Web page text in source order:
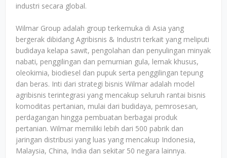
industri secara global.
Wilmar Group adalah group terkemuka di Asia yang
bergerak dibidang Agribisnis & Industri terkait yang meliputi
budidaya kelapa sawit, pengolahan dan penyulingan minyak
nabati, penggilingan dan pemurnian gula, lemak khusus,
oleokimia, biodiesel dan pupuk serta penggilingan tepung
dan beras. Inti dari strategi bisnis Wilmar adalah model
agribisnis terintegrasi yang mencakup seluruh rantai bisnis
komoditas pertanian, mulai dari budidaya, pemrosesan,
perdagangan hingga pembuatan berbagai produk
pertanian. Wilmar memiliki lebih dari 500 pabrik dan
jaringan distribusi yang luas yang mencakup Indonesia,
Malaysia, China, India dan sekitar 50 negara lainnya.